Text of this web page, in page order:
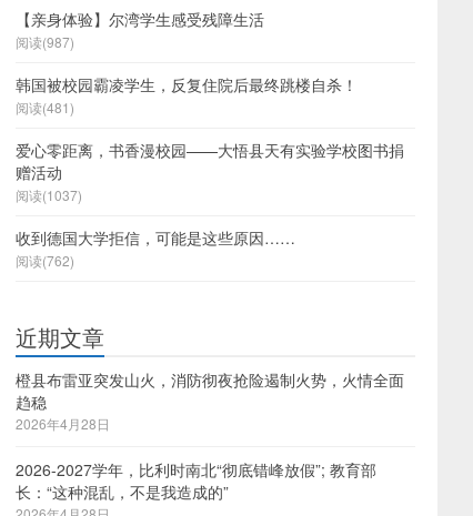
【亲身体验】尔湾学生感受残障生活
阅读(987)
韩国被校园霸凌学生，反复住院后最终跳楼自杀！
阅读(481)
爱心零距离，书香漫校园——大悟县天有实验学校图书捐
赠活动
阅读(1037)
收到德国大学拒信，可能是这些原因……
阅读(762)
近期文章
橙县布雷亚突发山火，消防彻夜抢险遏制火势，火情全面
趋稳
2026年4月28日
2026-2027学年，比利时南北“彻底错峰放假”; 教育部
长：“这种混乱，不是我造成的”